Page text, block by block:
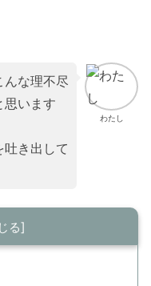
わたし
んな理不尽
思います
き出して